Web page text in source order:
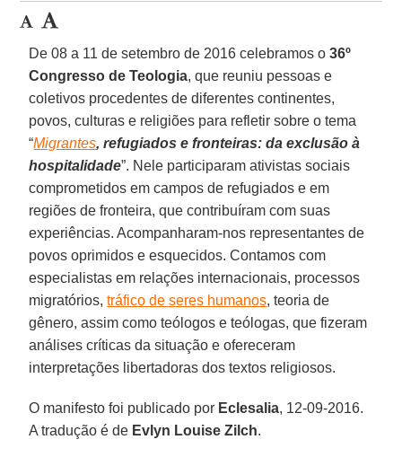
De 08 a 11 de setembro de 2016 celebramos o36º
Congresso de Teologia, que reuniu pessoas e
coletivos procedentes de diferentes continentes,
povos, culturas e religiões para refletir sobre o tema
“Migrantes, refugiados e fronteiras: da exclusão à
hospitalidade”. Nele participaram ativistas sociais
comprometidos em campos de refugiados e em
regiões de fronteira, que contribuíram com suas
experiências. Acompanharam-nos representantes de
povos oprimidos e esquecidos. Contamos com
especialistas em relações internacionais, processos
migratórios,tráfico de seres humanos, teoria de
gênero, assim como teólogos e teólogas, que fizeram
análises críticas da situação e ofereceram
interpretações libertadoras dos textos religiosos.
O manifesto foi publicado por Eclesalia, 12-09-2016.
A tradução é de Evlyn Louise Zilch.